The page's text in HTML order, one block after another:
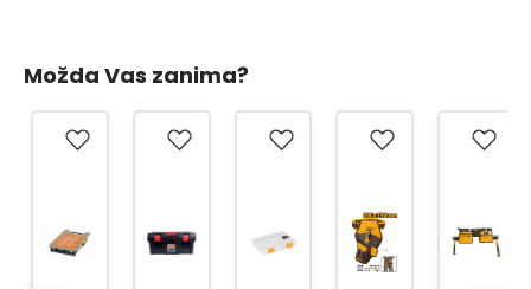
Možda Vas zanima?